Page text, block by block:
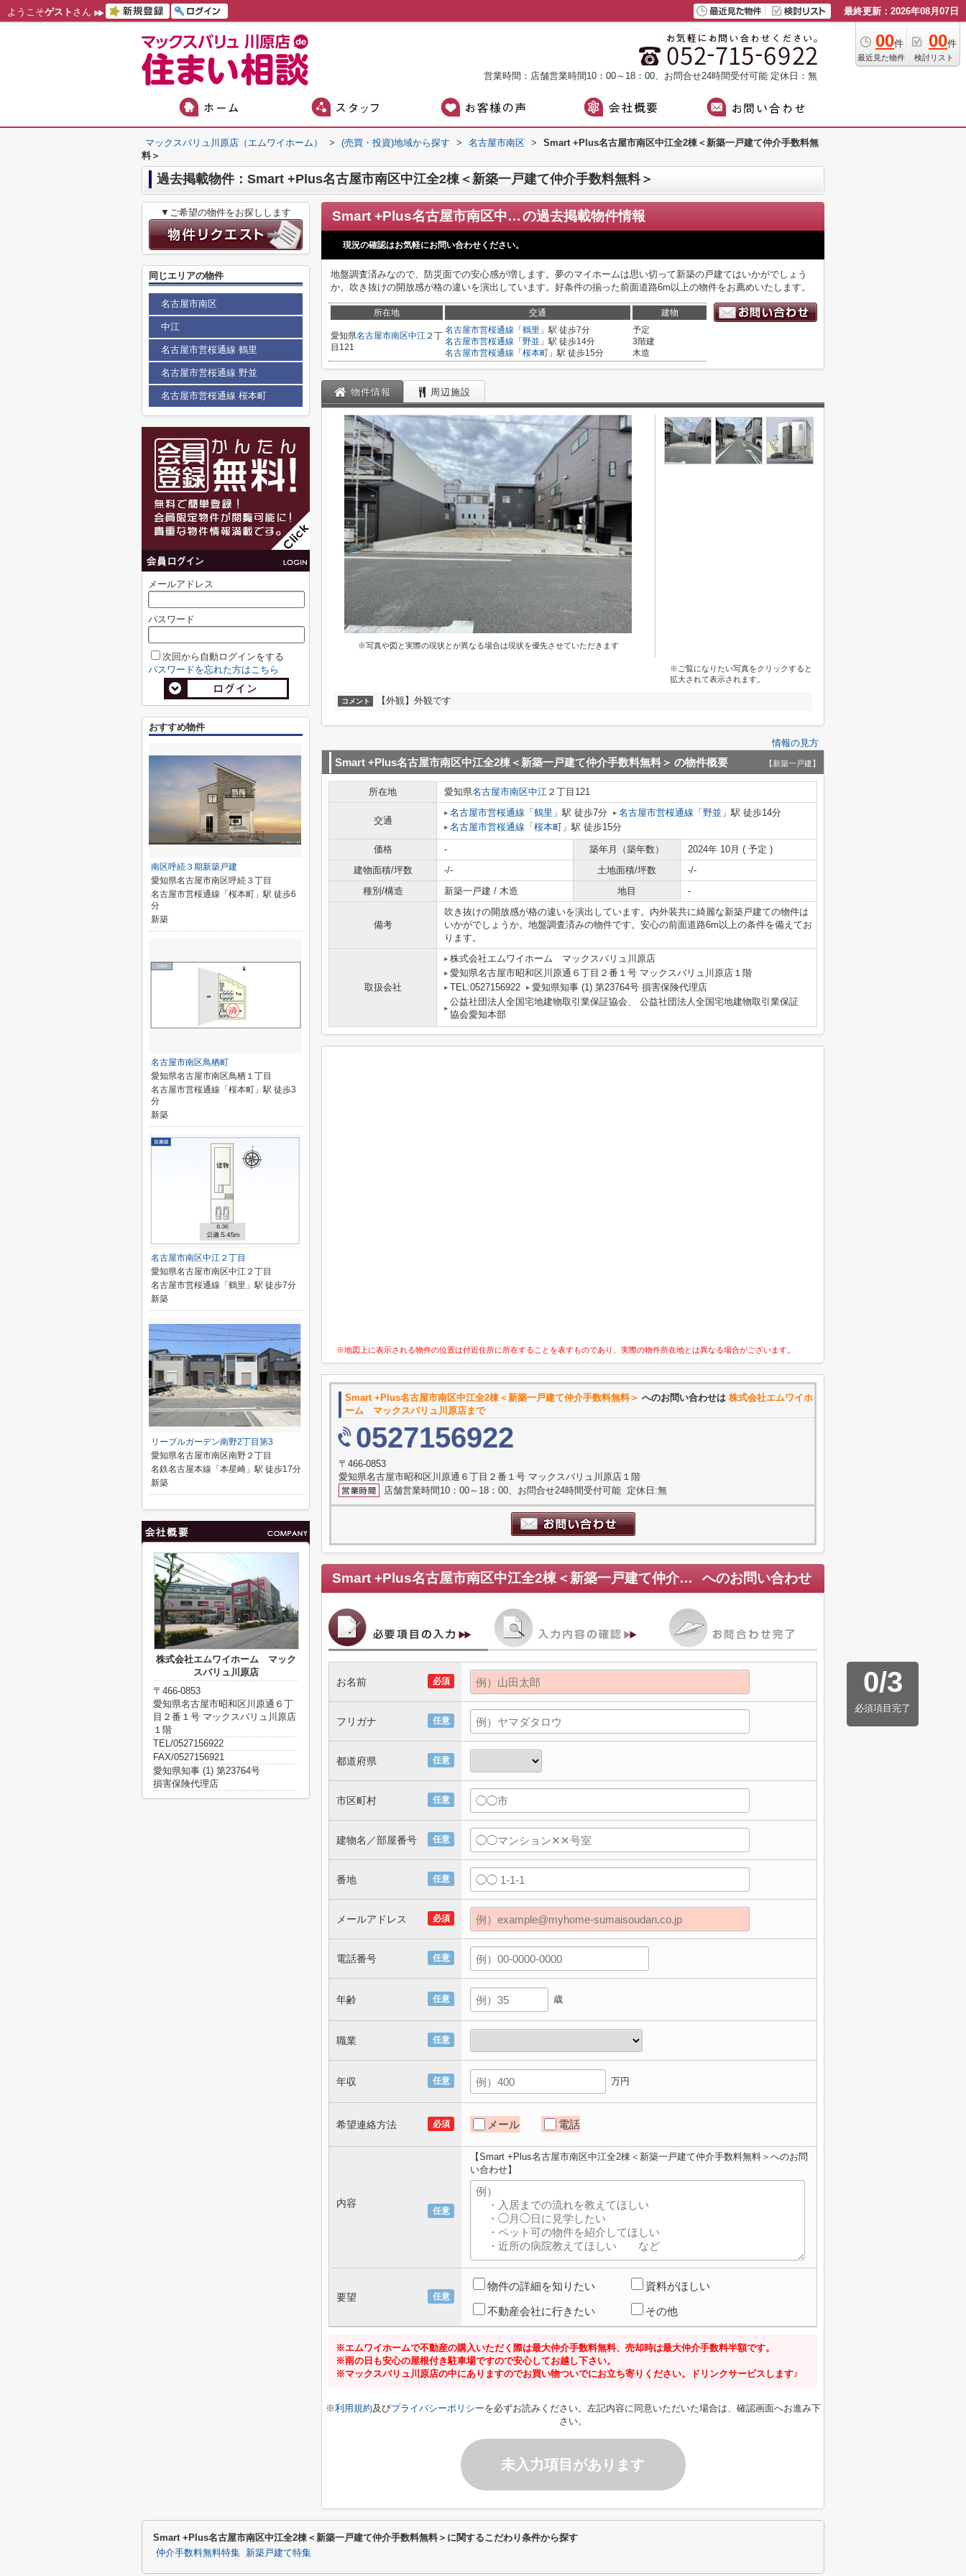
ようこそゲスト さん 最終更新：2026年08月07日
00件
最近見た物件
00件
検討リスト
営業時間：店舗営業時間10：00～18：00、お問合せ24時間受付可能 定休日：無
マックスバリュ川原店（エムワイホーム） > (売買・投資)地域から探す > 名古屋市南区 >
Smart +Plus名古屋市南区中江全2棟＜新築一戸建て仲介手数料無
料＞
過去掲載物件：Smart +Plus名古屋市南区中江全2棟＜新築一戸建て仲介手数料無料＞
Smart +Plus名古屋市南区中江全2棟＜新築一戸建て仲介手数料無料＞の過去掲載物件情報
現況の確認はお気軽にお問い合わせください。
地盤調査済みなので、防災面での安心感が増します。夢のマイホームは思い切って新築の戸建てはいかがでしょう
か。吹き抜けの開放感が格の違いを演出しています。好条件の揃った前面道路6m以上の物件をお薦めいたします。
所在地 交通 建物
愛知県名古屋市南区中江 ２丁
目121
名古屋市営桜通線 「 鶴里 」駅 徒歩7分
名古屋市営桜通線 「 野並 」駅 徒歩14分
名古屋市営桜通線 「 桜本町 」駅 徒歩15分
予定
3階建
木造
物件情報 周辺施設
※写真や図と実際の現状とが異なる場合は現状を優先させていただきます
※ご覧になりたい写真をクリックすると
拡大されて表示されます。
コメント 【外観】外観です
情報の見方
Smart +Plus名古屋市南区中江全2棟＜新築一戸建て仲介手数料無料＞ の物件概要 【新築一戸建】
所在地 愛知県名古屋市南区中江 ２丁目121
交通
名古屋市営桜通線 「 鶴里 」駅 徒歩7分 名古屋市営桜通線 「 野並 」駅 徒歩14分
名古屋市営桜通線 「 桜本町 」駅 徒歩15分
価格 - 築年月（築年数）
2024年 10月 ( 予定 )
建物面積/坪数
-/- 土地面積/坪数
-/-
種別/構造
新築一戸建 / 木造 地目 -
備考
吹き抜けの開放感が格の違いを演出しています。内外装共に綺麗な新築戸建ての物件は
いかがでしょうか。地盤調査済みの物件です。安心の前面道路6m以上の条件を備えてお
ります。
取扱会社
株式会社エムワイホーム マックスバリュ川原店
愛知県名古屋市昭和区川原通６丁目２番１号 マックスバリュ川原店１階
TEL:0527156922
愛知県知事 (1) 第23764号 損害保険代理店
公益社団法人全国宅地建物取引業保証協会、 公益社団法人全国宅地建物取引業保証
協会愛知本部
※地図上に表示される物件の位置は付近住所に所在することを表すものであり、実際の物件所在地とは異なる場合がございます。
Smart +Plus名古屋市南区中江全2棟＜新築一戸建て仲介手数料無料＞ へのお問い合わせは 株式会社エムワイホ
ーム マックスバリュ川原店まで
0527156922
〒466-0853
愛知県名古屋市昭和区川原通６丁目２番１号 マックスバリュ川原店１階
店舗営業時間10：00～18：00、お問合せ24時間受付可能 定休日:無
Smart +Plus名古屋市南区中江全2棟＜新築一戸建て仲介手数料無料＞ へのお問い合わせ
0/3
必須項目完了
必須
お名前
任意
フリガナ
任意
都道府県
任意
市区町村
任意
建物名／部屋番号
任意
番地
必須
メールアドレス
任意
電話番号
任意
年齢 歳
任意
職業
任意
年収 万円
必須
希望連絡方法 メール 電話
任意
内容
【Smart +Plus名古屋市南区中江全2棟＜新築一戸建て仲介手数料無料＞へのお問
い合わせ】
任意
要望
物件の詳細を知りたい 資料がほしい
不動産会社に行きたい その他
※エムワイホームで不動産の購入いただく際は最大仲介手数料無料、売却時は最大仲介手数料半額です。
※雨の日も安心の屋根付き駐車場ですので安心してお越し下さい。
※マックスバリュ川原店の中にありますのでお買い物ついでにお立ち寄りください。ドリンクサービスします♪
※利用規約及びプライバシーポリシーを必ずお読みください。左記内容に同意いただいた場合は、確認画面へお進み下
さい。
未入力項目があります
▼ご希望の物件をお探しします
同じエリアの物件
名古屋市南区
中江
名古屋市営桜通線 鶴里
名古屋市営桜通線 野並
名古屋市営桜通線 桜本町
メールアドレス
パスワード
次回から自動ログインをする
パスワードを忘れた方はこちら
おすすめ物件
南区呼続３期新築戸建
愛知県名古屋市南区呼続３丁目
名古屋市営桜通線「桜本町」駅 徒歩6
分
新築
名古屋市南区鳥栖町
愛知県名古屋市南区鳥栖１丁目
名古屋市営桜通線「桜本町」駅 徒歩3
分
新築
名古屋市南区中江２丁目
愛知県名古屋市南区中江２丁目
名古屋市営桜通線「鶴里」駅 徒歩7分
新築
リーブルガーデン南野2丁目第3
愛知県名古屋市南区南野２丁目
名鉄名古屋本線「本星崎」駅 徒歩17分
新築
株式会社エムワイホーム マック
スバリュ川原店
〒466-0853
愛知県名古屋市昭和区川原通６丁
目２番１号 マックスバリュ川原店
１階
TEL/0527156922
FAX/0527156921
愛知県知事 (1) 第23764号
損害保険代理店
Smart +Plus名古屋市南区中江全2棟＜新築一戸建て仲介手数料無料＞に関するこだわり条件から探す
仲介手数料無料特集 新築戸建て特集